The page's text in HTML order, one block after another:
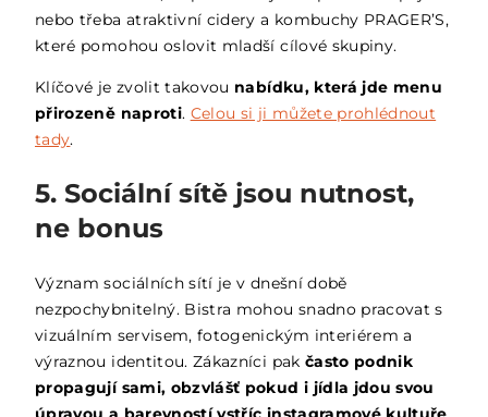
nebo třeba atraktivní cidery a kombuchy PRAGER’S,
které pomohou oslovit mladší cílové skupiny.
Klíčové je zvolit takovou nabídku, která jde menu
přirozeně naproti. Celou si ji můžete prohlédnout
tady.
5. Sociální sítě jsou nutnost,
ne bonus
Význam sociálních sítí je v dnešní době
nezpochybnitelný. Bistra mohou snadno pracovat s
vizuálním servisem, fotogenickým interiérem a
výraznou identitou. Zákazníci pak často podnik
propagují sami, obzvlášť pokud i jídla jdou svou